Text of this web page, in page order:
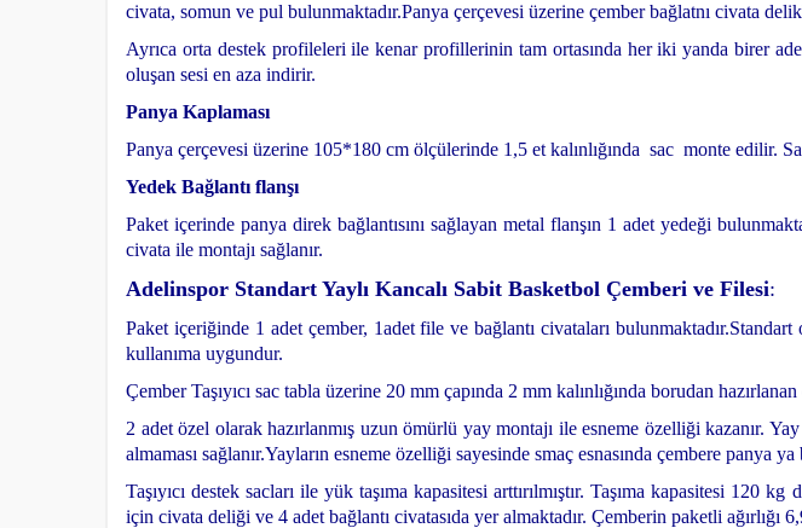
civata, somun ve pul bulunmaktadır.Panya çerçevesi üzerine çember bağlatnı civata
Ayrıca orta destek profileleri ile kenar profillerinin tam ortasında her iki yanda birer
oluşan sesi en aza indirir.
Panya Kaplaması
Panya çerçevesi üzerine 105*180 cm ölçülerinde 1,5 et kalınlığında sac monte edilir.
Yedek Bağlantı flanşı
Paket içerinde panya direk bağlantısını sağlayan metal flanşın 1 adet yedeği
civata ile montajı sağlanır.
Adelinspor Standart Yaylı Kancalı Sabit Basketbol Çemberi ve Filesi:
Paket içeriğinde 1 adet çember, 1adet file ve bağlantı civataları bulunmaktadır.Standart
kullanıma uygundur.
Çember Taşıyıcı sac tabla üzerine 20 mm çapında 2 mm kalınlığında borudan
2 adet özel olarak hazırlanmış uzun ömürlü yay montajı ile esneme özelliği kazanır.
almaması sağlanır.Yayların esneme özelliği sayesinde smaç esnasında çembere panya ya
Taşıyıcı destek sacları ile yük taşıma kapasitesi arttırılmıştır. Taşıma kapasitesi 120 kg
için civata deliği ve 4 adet bağlantı civatasıda yer almaktadır. Çemberin paketli ağırlığı